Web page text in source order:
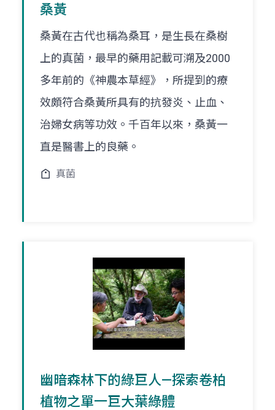
桑黃
桑黃在古代也稱為桑耳，是生長在桑樹
上的真菌，最早的藥用記載可溯及2000
多年前的《神農本草經》，所提到的療
效頗符合桑黃所具有的抗發炎、止血、
治婦女病等功效。千百年以來，桑黃一
直是醫書上的良藥。
真菌
幽暗森林下的綠巨人—探索卷柏
植物之單一巨大葉綠體